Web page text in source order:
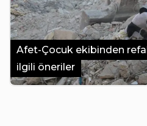
Afet-Çocuk ekibinden
ilgili öneriler